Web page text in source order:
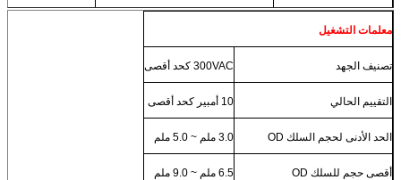
معلمات التشغيل
تصنيف الجهد 300VAC كحد أقصى
التقييم الحالي 10 أمبير كحد أقصى
الحد الأدنى لحجم السلك OD 3.0 ملم ~ 5.0 ملم
أقصى حجم للسلك OD 6.5 ملم ~ 9.0 ملم